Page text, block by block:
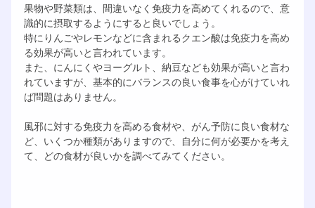
果物や野菜類は、間違いなく免疫力を高めてくれるので、意
識的に摂取するようにすると良いでしょう。
特にりんごやレモンなどに含まれるクエン酸は免疫力を高め
る効果が高いと言われています。
また、にんにくやヨーグルト、納豆なども効果が高いと言わ
れていますが、基本的にバランスの良い食事を心がけていれ
ば問題はありません。
風邪に対する免疫力を高める食材や、がん予防に良い食材な
ど、いくつか種類がありますので、自分に何が必要かを考え
て、どの食材が良いかを調べてみてください。